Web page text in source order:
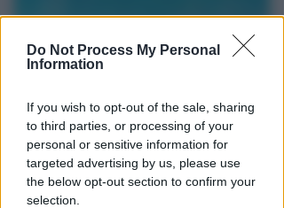
Do Not Process My Personal
Information
If you wish to opt-out of the sale, sharing
to third parties, or processing of your
personal or sensitive information for
targeted advertising by us, please use
the below opt-out section to confirm your
selection.
TRAGEDIA SFIORATA SUL TITANO
Rischia di annegare in piscina.
Bimbo di 4 anni in terapia
intensiva a Rimini